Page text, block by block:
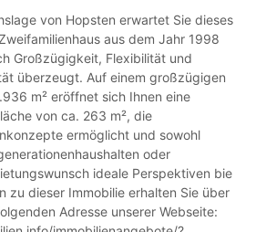
von Hopsten erwartet Sie dieses
aus dem Jahr 1998
Großzügigkeit, Flexibilität und
überzeugt. Auf einem großzügigen
m² eröffnet sich Ihnen eine
von ca. 263 m², die
ermöglicht und sowohl
oder
ideale Perspektiven bie
zu dieser Immobilie erhalten Sie über
Adresse unserer Webseite: